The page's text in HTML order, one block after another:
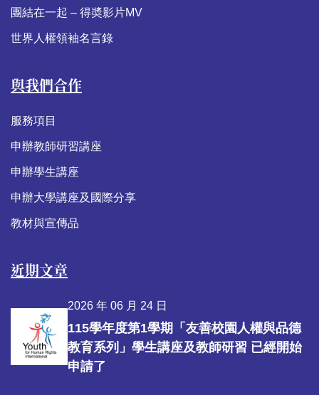
團結在一起 – 得奬影片MV
世界人權領袖名言錄
與我們合作
服務項目
申辦教師研習講座
申辦學生講座
申辦大學講座及國際分享
教材與宣傳品
近期文章
2026 年 06 月 24 日
115學年度第1學期「友善校園人權與品德
教育系列」學生講座及教師研習 已經開始
申請了